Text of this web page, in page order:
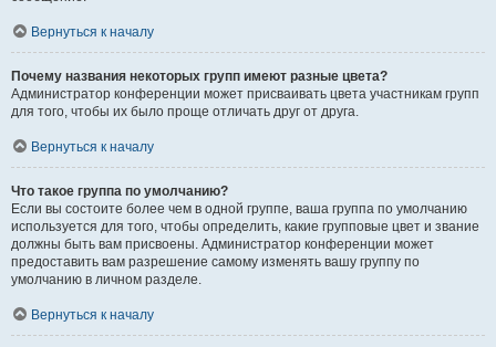
Вернуться к началу
Почему названия некоторых групп имеют разные цвета?
Администратор конференции может присваивать цвета участникам групп
для того, чтобы их было проще отличать друг от друга.
Вернуться к началу
Что такое группа по умолчанию?
Если вы состоите более чем в одной группе, ваша группа по умолчанию
используется для того, чтобы определить, какие групповые цвет и звание
должны быть вам присвоены. Администратор конференции может
предоставить вам разрешение самому изменять вашу группу по
умолчанию в личном разделе.
Вернуться к началу